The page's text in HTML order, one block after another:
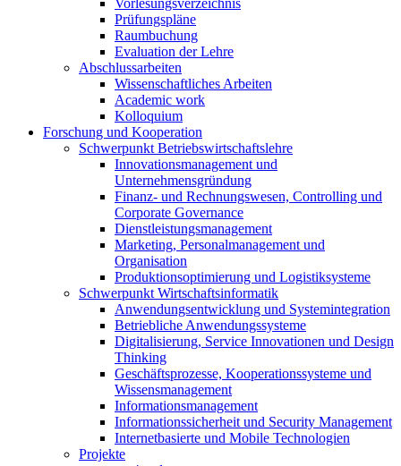
Vorlesungsverzeichnis
Prüfungspläne
Raumbuchung
Evaluation der Lehre
Abschlussarbeiten
Wissenschaftliches Arbeiten
Academic work
Kolloquium
Forschung und Kooperation
Schwerpunkt Betriebswirtschaftslehre
Innovationsmanagement und
Unternehmensgründung
Finanz- und Rechnungswesen, Controlling und
Corporate Governance
Dienstleistungsmanagement
Marketing, Personalmanagement und
Organisation
Produktionsoptimierung und Logistiksysteme
Schwerpunkt Wirtschaftsinformatik
Anwendungsentwicklung und Systemintegration
Betriebliche Anwendungssysteme
Digitalisierung, Service Innovationen und Design
Thinking
Geschäftsprozesse, Kooperationssysteme und
Wissensmanagement
Informationsmanagement
Informationssicherheit und Security Management
Internetbasierte und Mobile Technologien
Projekte